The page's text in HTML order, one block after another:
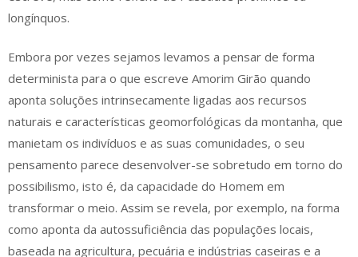
longínquos.
Embora por vezes sejamos levamos a pensar de forma
determinista para o que escreve Amorim Girão quando
aponta soluções intrinsecamente ligadas aos recursos
naturais e características geomorfológicas da montanha, que
manietam os indivíduos e as suas comunidades, o seu
pensamento parece desenvolver-se sobretudo em torno do
possibilismo, isto é, da capacidade do Homem em
transformar o meio. Assim se revela, por exemplo, na forma
como aponta da autossuficiência das populações locais,
baseada na agricultura, pecuária e indústrias caseiras e a